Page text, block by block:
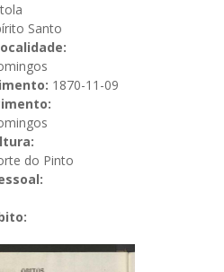
Santo
1870-11-09
do Pinto